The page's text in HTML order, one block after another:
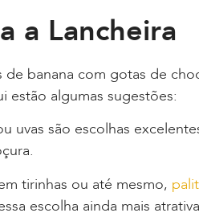
a Lancheira
banana com gotas de
estão algumas sugestões:
uvas são escolhas
tirinhas ou até mesmo,
escolha ainda mais